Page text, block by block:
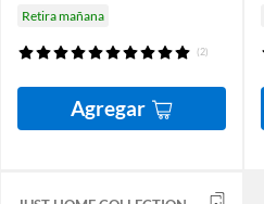
Retira mañana
(2)
Agregar